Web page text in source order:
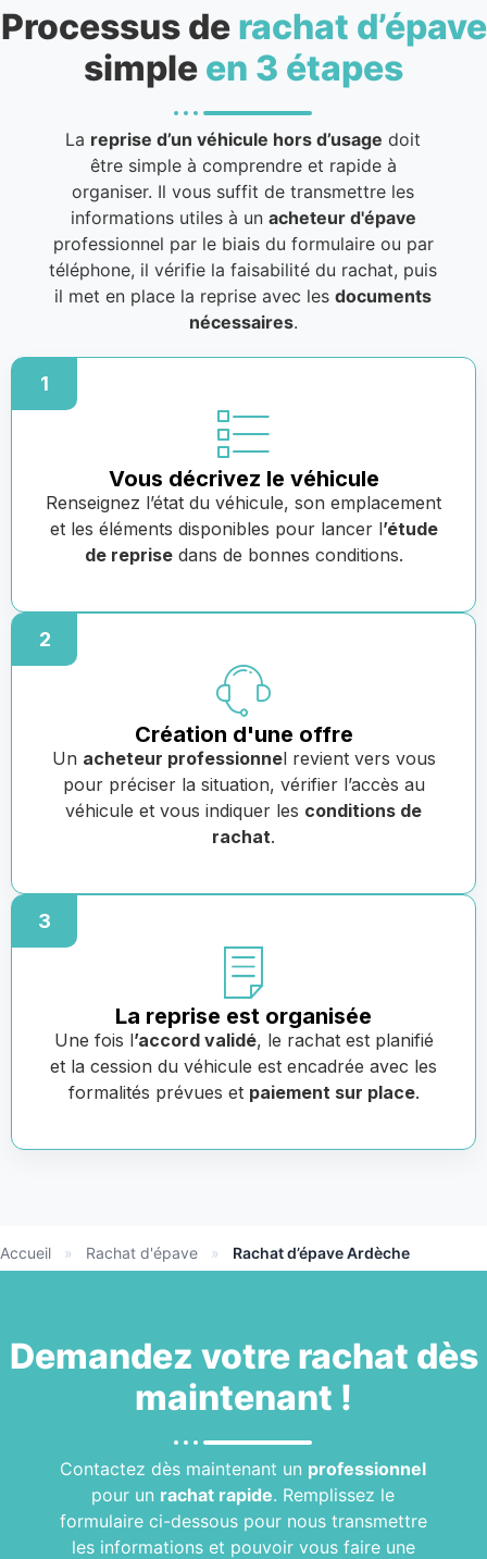
Processus de rachat d’épave
simple en 3 étapes
La reprise d’un véhicule hors d’usage doit
être simple à comprendre et rapide à
organiser. Il vous suffit de transmettre les
informations utiles à un acheteur d'épave
professionnel par le biais du formulaire ou par
téléphone, il vérifie la faisabilité du rachat, puis
il met en place la reprise avec lesdocuments
nécessaires.
1
Vous décrivez le véhicule
Renseignez l’état du véhicule, son emplacement
et les éléments disponibles pour lancer l’étude
de reprisedans de bonnes conditions.
2
Création d'une offre
Un acheteur professionnel revient vers vous
pour préciser la situation, vérifier l’accès au
véhicule et vous indiquer les conditions de
rachat.
3
La reprise est organisée
Une fois l’accord validé, le rachat est planifié
et la cession du véhicule est encadrée avec les
formalités prévues et paiement sur place.
Accueil » Rachat d'épave » Rachat d’épave Ardèche
Demandez votre rachat dès
maintenant !
Contactez dès maintenant un professionnel
pour un rachat rapide. Remplissez le
formulaire ci-dessous pour nous transmettre
les informations et pouvoir vous faire une